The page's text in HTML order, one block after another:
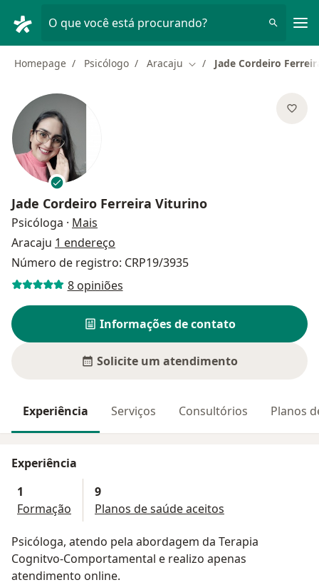
O que você está procurando?
Homepage Psicólogo Aracaju Mudar de cidade
Jade Cordeiro
Jade Cordeiro Ferreira Viturino
Psicóloga · Mais
Aracaju 1 endereço
Número de registro: CRP19/3935
8 opiniões
Informações de contato
Solicite um atendimento
Experiência Serviços Consultórios Planos
Experiência
1
Formação
9
Planos de saúde aceitos
Psicóloga, atendo pela abordagem da Terapia
Cognitvo-Comportamental e realizo apenas
atendimento online.